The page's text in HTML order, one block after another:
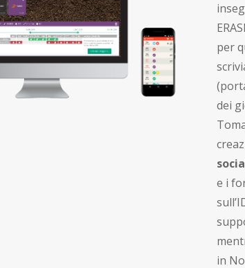
per
dei
e i
in